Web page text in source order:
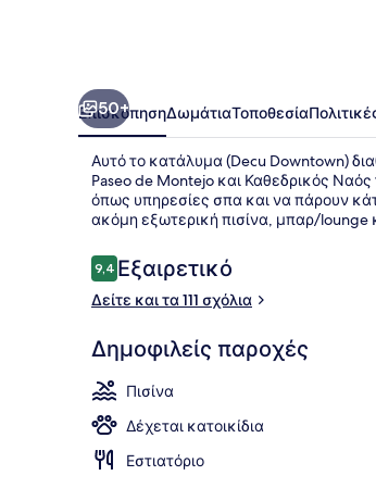
50+
ΕπισκόπησηΔωμάτιαΤοποθεσία
Αυτό το κατάλυμα (Decu Downtown)
Paseo de Montejo και Καθεδρικός
όπως υπηρεσίες σπα και να πάρουν
ακόμη εξωτερική πισίνα, μπαρ/lounge
Σχόλια
9,49,4 στα 10
Εξαιρετικό
Δείτε και τα 111 σχόλια
Δημοφιλείς παροχές
Πισίνα
Δέχεται κατοικίδια
Εστιατόριο